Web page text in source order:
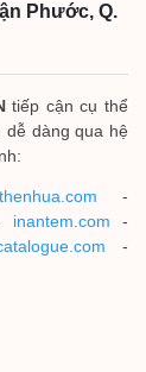
Phước, Q.
tiếp cận cụ thể
dễ dàng qua hệ
-
inantem.com -
-